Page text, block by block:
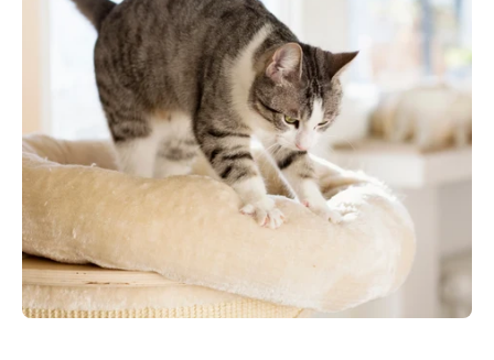
Muestras de tela
Obtén tu muestra